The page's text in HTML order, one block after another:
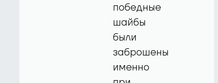
победные
шайбы
были
заброшены
именно